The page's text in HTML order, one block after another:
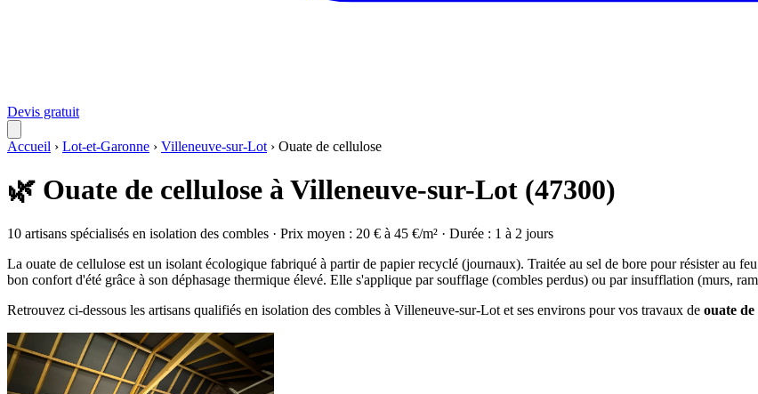
Devis gratuit
Accueil › Lot-et-Garonne › Villeneuve-sur-Lot › Ouate de cellulose
🌿 Ouate de cellulose à Villeneuve-sur-Lot (47300)
10 artisans spécialisés en isolation des combles · Prix moyen : 20 € à 45 €/m² · Durée : 1 à 2 jours
La ouate de cellulose est un isolant écologique fabriqué à partir de papier recyclé (journaux). Traitée au sel de bore pour résister au
bon confort d'été grâce à son déphasage thermique élevé. Elle s'applique par soufflage (combles perdus) ou par insufflation (murs,
Retrouvez ci-dessous les artisans qualifiés en isolation des combles à Villeneuve-sur-Lot et ses environs pour vos travaux de ouate de